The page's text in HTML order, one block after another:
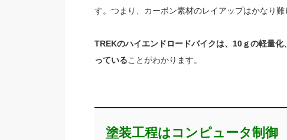
す。つまり、カーボン素材のレイアップはかなり難
TREKのハイエンドロードバイクは、10ｇの軽量
っていることがわかります。
塗装工程はコンピュータ制御